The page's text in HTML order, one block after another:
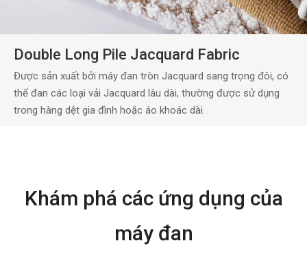
Double Long Pile Jacquard Fabric
Được sản xuất bởi máy đan tròn Jacquard sang trọng đôi, có
thể đan các loại vải Jacquard lâu dài, thường được sử dụng
trong hàng dệt gia đình hoặc áo khoác dài.
Khám phá các ứng dụng của
máy đan